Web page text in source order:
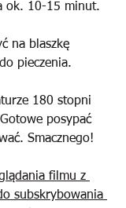
ok. 10-15 minut.
na blaszkę
pieczenia.
180 stopni
posypać
Smacznego!
filmu z
subskrybowania